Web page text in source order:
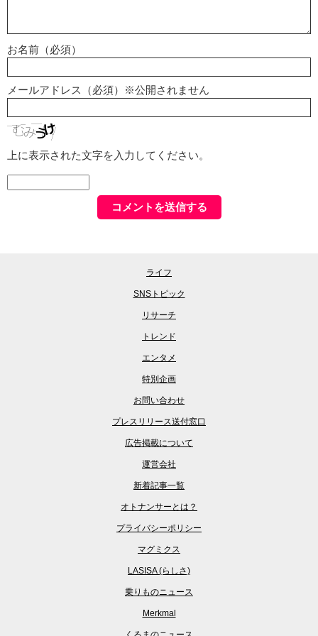
お名前（必須）
メールアドレス（必須）※公開されません
上に表示された文字を入力してください。
ライフ
SNSトピック
リサーチ
トレンド
エンタメ
特別企画
お問い合わせ
プレスリリース送付窓口
広告掲載について
運営会社
新着記事一覧
オトナンサーとは？
プライバシーポリシー
マグミクス
LASISA (らしさ)
乗りものニュース
Merkmal